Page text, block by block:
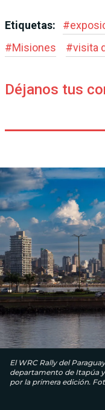
Etiquetas: #
#Misiones #visita
Déjanos tus
El WRC Rally del
departamento de Itapúa
por la primera edición.